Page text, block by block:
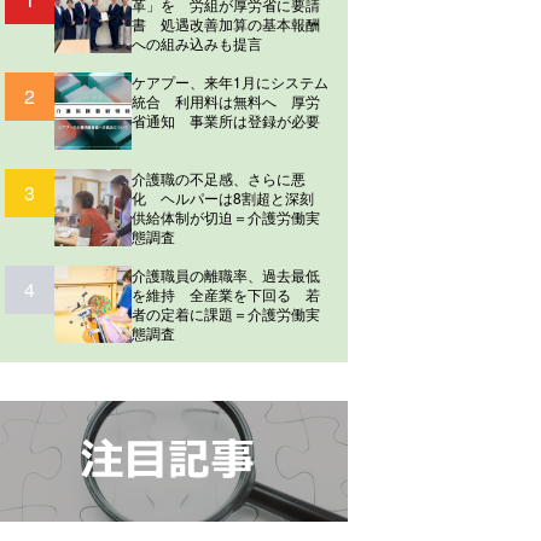
革」を 労組が厚労省に要請
書 処遇改善加算の基本報酬
への組み込みも提言
2
ケアプー、来年1月にシステム
統合 利用料は無料へ 厚労
省通知 事業所は登録が必要
3
介護職の不足感、さらに悪
化 ヘルパーは8割超と深刻
供給体制が切迫＝介護労働実
態調査
4
介護職員の離職率、過去最低
を維持 全産業を下回る 若
者の定着に課題＝介護労働実
態調査